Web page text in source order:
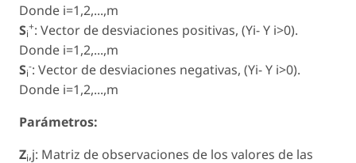
Donde i=1,2,...,m
Si
+: Vector de desviaciones positivas, (Yi- Y i>0).
Donde i=1,2,...,m
Si
-: Vector de desviaciones negativas, (Yi- Y i>0).
Donde i=1,2,...,m
Parámetros:
Zi,j: Matriz de observaciones de los valores de las